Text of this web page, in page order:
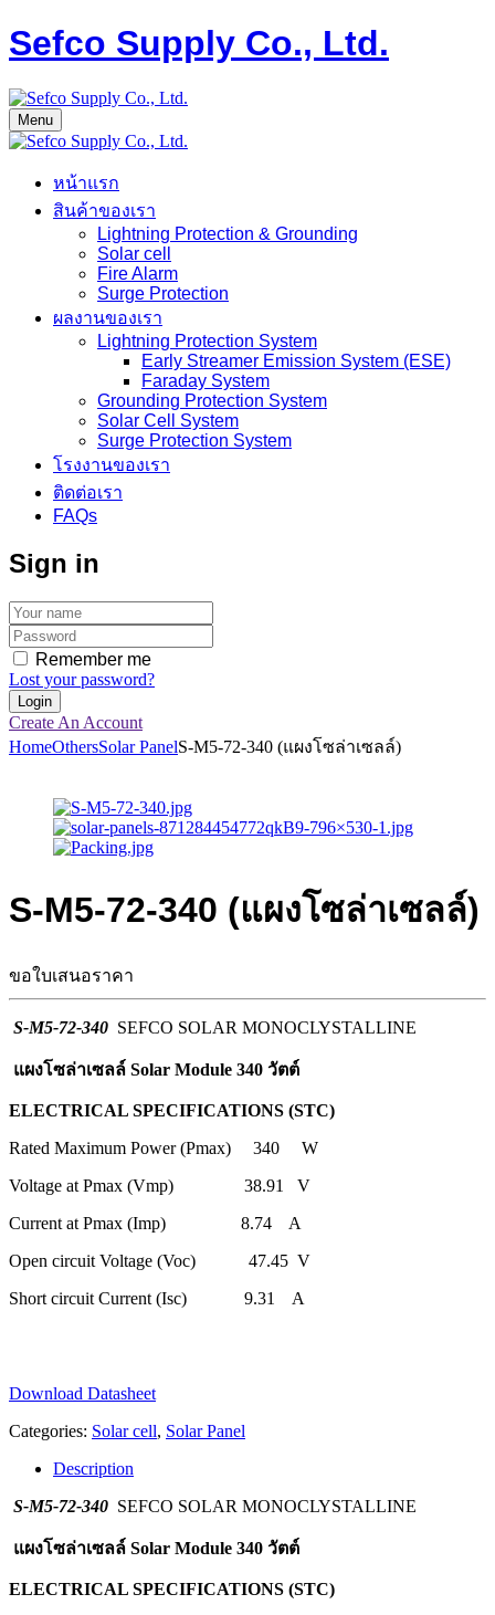
Sefco Supply Co., Ltd.
Menu
หน้าแรก
สินค้าของเรา
Lightning Protection & Grounding
Solar cell
Fire Alarm
Surge Protection
ผลงานของเรา
Lightning Protection System
Early Streamer Emission System (ESE)
Faraday System
Grounding Protection System
Solar Cell System
Surge Protection System
โรงงานของเรา
ติดต่อเรา
FAQs
Sign in
Remember me
Lost your password?
Create An Account
HomeOthersSolar PanelS-M5-72-340 (แผงโซล่าเซลล์)
S-M5-72-340 (แผงโซล่าเซลล์)
ขอใบเสนอราคา
S-M5-72-340 SEFCO SOLAR MONOCLYSTALLINE
แผงโซล่าเซลล์ Solar Module 340 วัตต์
ELECTRICAL SPECIFICATIONS (STC)
Rated Maximum Power (Pmax) 340 W
Voltage at Pmax (Vmp) 38.91 V
Current at Pmax (Imp) 8.74 A
Open circuit Voltage (Voc) 47.45 V
Short circuit Current (Isc) 9.31 A
Download Datasheet
Categories: Solar cell, Solar Panel
Description
S-M5-72-340 SEFCO SOLAR MONOCLYSTALLINE
แผงโซล่าเซลล์ Solar Module 340 วัตต์
ELECTRICAL SPECIFICATIONS (STC)